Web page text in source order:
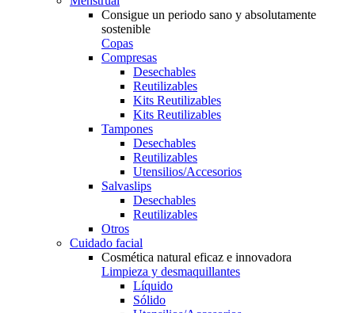
Consigue un periodo sano y absolutamente
sostenible
Copas
Compresas
Desechables
Reutilizables
Kits Reutilizables
Kits Reutilizables
Tampones
Desechables
Reutilizables
Utensilios/Accesorios
Salvaslips
Desechables
Reutilizables
Otros
Cuidado facial
Cosmética natural eficaz e innovadora
Limpieza y desmaquillantes
Líquido
Sólido